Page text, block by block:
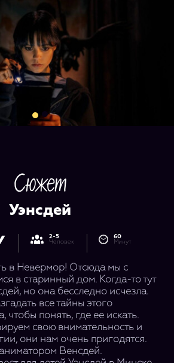
Сюжет
Уэнсдей
2-5
Человек
60
Минут
в Невермор! Отсюда мы с
в старинный дом. Когда-то тут
но она бесследно исчезла.
все тайны этого
чтобы понять, где ее искать.
свою внимательность и
они нам очень пригодятся.
аниматором Венсдей.